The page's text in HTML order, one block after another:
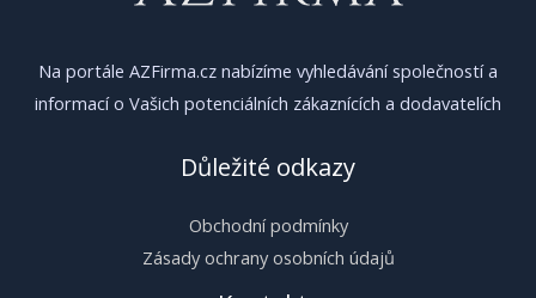
Na portále AZFirma.cz nabízíme vyhledávání společností a
informací o Vašich potenciálních zákaznících a dodavatelích
Důležité odkazy
Obchodní podmínky
Zásady ochrany osobních údajů